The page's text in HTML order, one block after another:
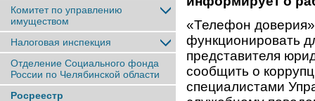
Комитет по управлению
имуществом
Налоговая инспекция
Отделение Социального фонда
России по Челябинской области
Росреестр
«Телефон
функционировать
представителя
сообщить о
специалистами